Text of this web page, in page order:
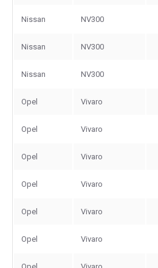
Nissan NV300
Nissan NV300
Nissan NV300
Opel Vivaro
Opel Vivaro
Opel Vivaro
Opel Vivaro
Opel Vivaro
Opel Vivaro